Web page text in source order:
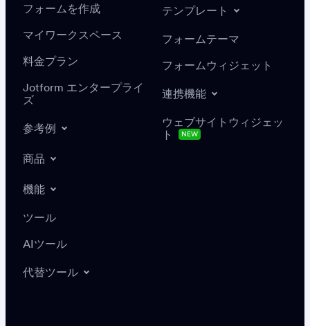
フォームを作成
マイワークスペース
料金プラン
Jotform エンタープライ
ズ
参考例
商品
機能
ツール
AIツール
代替ツール
テンプレート
フォームテーマ
フォームウィジェット
連携機能
ウェブサイトウィジェッ
ト
NEW